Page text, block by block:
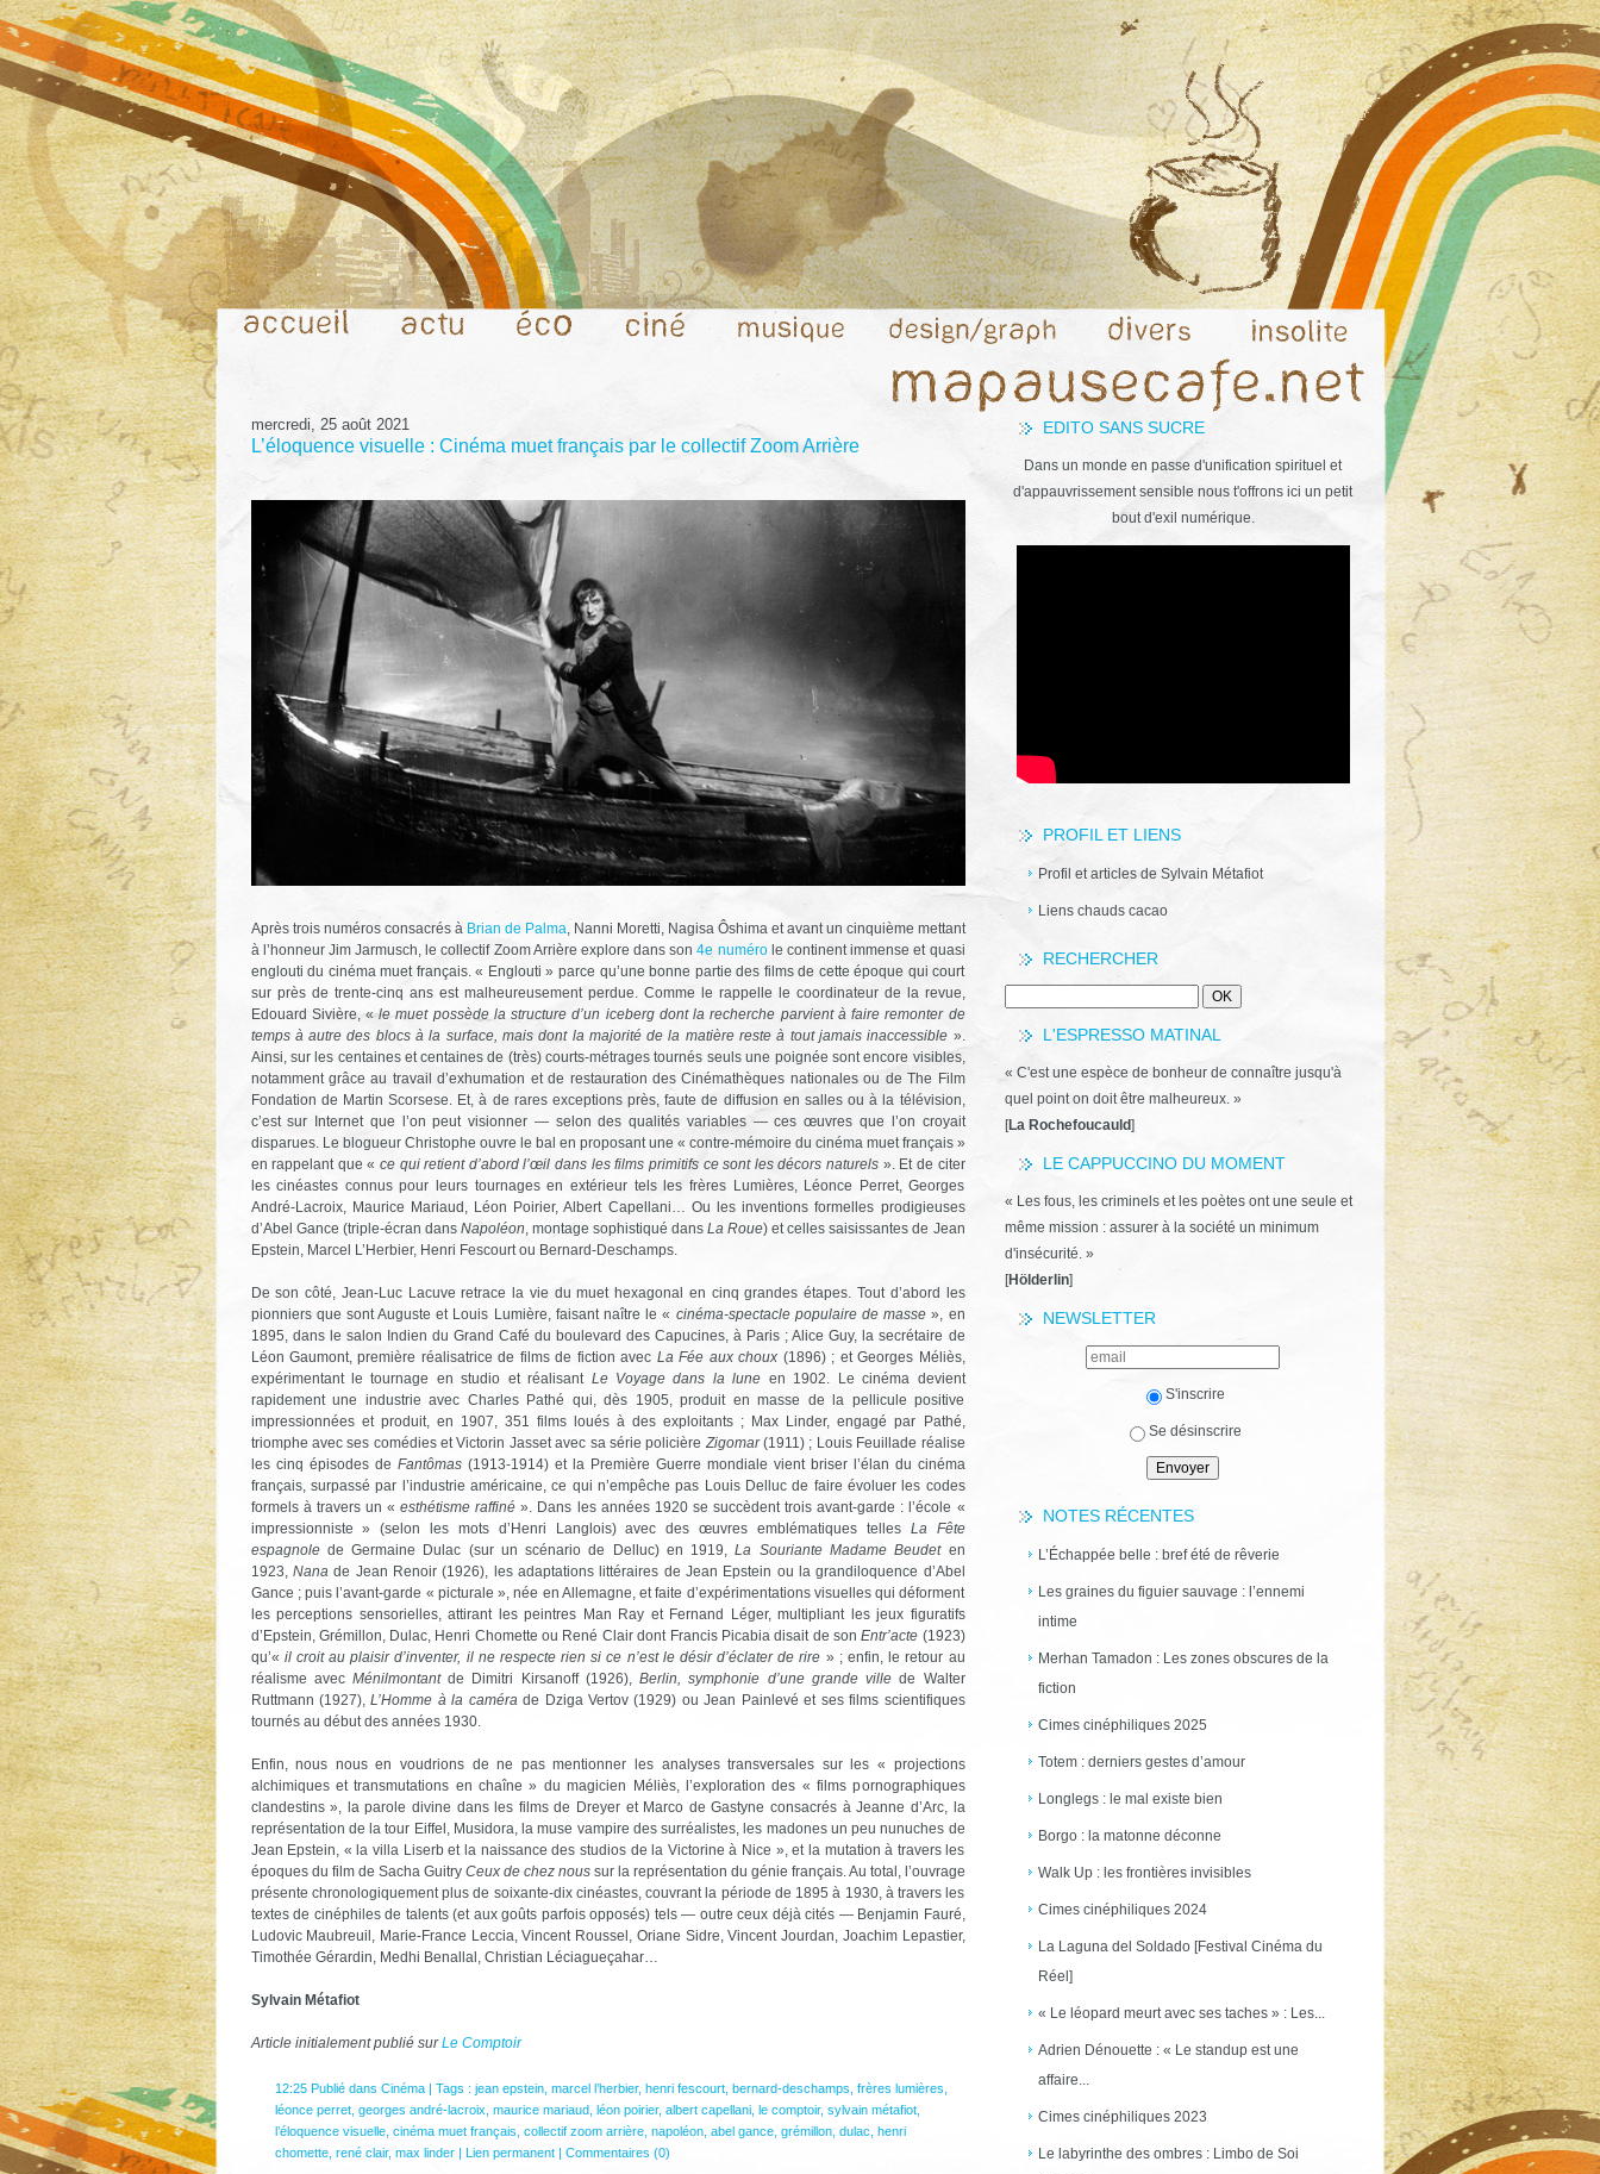
EDITO SANS SUCRE
Dans un monde en passe d'unification spirituel et
d'appauvrissement sensible nous t'offrons ici un petit
bout d'exil numérique.
PROFIL ET LIENS
Profil et articles de Sylvain Métafiot
Liens chauds cacao
RECHERCHER
L'ESPRESSO MATINAL
« C'est une espèce de bonheur de connaître jusqu'à
quel point on doit être malheureux. »
[La Rochefoucauld]
LE CAPPUCCINO DU MOMENT
« Les fous, les criminels et les poètes ont une seule et
même mission : assurer à la société un minimum
d'insécurité. »
[Hölderlin]
NEWSLETTER
S'inscrire
Se désinscrire
NOTES RÉCENTES
L’Échappée belle : bref été de rêverie
Les graines du figuier sauvage : l’ennemi
intime
Merhan Tamadon : Les zones obscures de la
fiction
Cimes cinéphiliques 2025
Totem : derniers gestes d’amour
Longlegs : le mal existe bien
Borgo : la matonne déconne
Walk Up : les frontières invisibles
Cimes cinéphiliques 2024
La Laguna del Soldado [Festival Cinéma du
Réel]
« Le léopard meurt avec ses taches » : Les...
Adrien Dénouette : « Le standup est une
affaire...
Cimes cinéphiliques 2023
Le labyrinthe des ombres : Limbo de Soi
mercredi, 25 août 2021
L’éloquence visuelle : Cinéma muet français par le collectif Zoom Arrière
Après trois numéros consacrés à Brian de Palma , Nanni Moretti, Nagisa Ôshima et avant un cinquième mettant
à l’honneur Jim Jarmusch, le collectif Zoom Arrière explore dans son4e numérole continent immense et quasi
englouti du cinéma muet français. « Englouti » parce qu’une bonne partie des films de cette époque qui court
sur près de trente-cinq ans est malheureusement perdue. Comme le rappelle le coordinateur de la revue,
Edouard Sivière, «le muet possède la structure d’un iceberg dont la recherche parvient à faire remonter de
temps à autre des blocs à la surface, mais dont la majorité de la matière reste à tout jamais inaccessible ».
Ainsi, sur les centaines et centaines de (très) courts-métrages tournés seuls une poignée sont encore visibles,
notamment grâce au travail d’exhumation et de restauration des Cinémathèques nationales ou de The Film
Fondation de Martin Scorsese. Et, à de rares exceptions près, faute de diffusion en salles ou à la télévision,
c’est sur Internet que l’on peut visionner — selon des qualités variables — ces œuvres que l’on croyait
disparues. Le blogueur Christophe ouvre le bal en proposant une « contre-mémoire du cinéma muet français »
en rappelant que « ce qui retient d’abord l’œil dans les films primitifs ce sont les décors naturels ». Et de citer
les cinéastes connus pour leurs tournages en extérieur tels les frères Lumières, Léonce Perret, Georges
André-Lacroix, Maurice Mariaud, Léon Poirier, Albert Capellani… Ou les inventions formelles prodigieuses
d’Abel Gance (triple-écran dans Napoléon , montage sophistiqué dansLa Roue) et celles saisissantes de Jean
Epstein, Marcel L’Herbier, Henri Fescourt ou Bernard-Deschamps.
De son côté, Jean-Luc Lacuve retrace la vie du muet hexagonal en cinq grandes étapes. Tout d’abord les
pionniers que sont Auguste et Louis Lumière, faisant naître le « cinéma-spectacle populaire de masse », en
1895, dans le salon Indien du Grand Café du boulevard des Capucines, à Paris ; Alice Guy, la secrétaire de
Léon Gaumont, première réalisatrice de films de fiction avec La Fée aux choux (1896) ; et Georges Méliès,
expérimentant le tournage en studio et réalisant Le Voyage dans la lune en 1902. Le cinéma devient
rapidement une industrie avec Charles Pathé qui, dès 1905, produit en masse de la pellicule positive
impressionnées et produit, en 1907, 351 films loués à des exploitants ; Max Linder, engagé par Pathé,
triomphe avec ses comédies et Victorin Jasset avec sa série policière Zigomar(1911) ; Louis Feuillade réalise
les cinq épisodes de Fantômas(1913-1914) et la Première Guerre mondiale vient briser l’élan du cinéma
français, surpassé par l’industrie américaine, ce qui n’empêche pas Louis Delluc de faire évoluer les codes
formels à travers un « esthétisme raffiné ». Dans les années 1920 se succèdent trois avant-garde : l’école «
impressionniste » (selon les mots d’Henri Langlois) avec des œuvres emblématiques telles La Fête
espagnolede Germaine Dulac (sur un scénario de Delluc) en 1919,La Souriante Madame Beudeten
1923, Nana de Jean Renoir (1926), les adaptations littéraires de Jean Epstein ou la grandiloquence d’Abel
Gance ; puis l’avant-garde « picturale », née en Allemagne, et faite d’expérimentations visuelles qui déforment
les perceptions sensorielles, attirant les peintres Man Ray et Fernand Léger, multipliant les jeux figuratifs
d’Epstein, Grémillon, Dulac, Henri Chomette ou René Clair dont Francis Picabia disait de sonEntr’acte (1923)
qu’« il croit au plaisir d’inventer, il ne respecte rien si ce n’est le désir d’éclater de rire » ; enfin, le retour au
réalisme avec Ménilmontantde Dimitri Kirsanoff (1926),Berlin, symphonie d’une grande ville de Walter
Ruttmann (1927),L’Homme à la caméra de Dziga Vertov (1929) ou Jean Painlevé et ses films scientifiques
tournés au début des années 1930.
Enfin, nous nous en voudrions de ne pas mentionner les analyses transversales sur les « projections
alchimiques et transmutations en chaîne » du magicien Méliès, l’exploration des « films pornographiques
clandestins », la parole divine dans les films de Dreyer et Marco de Gastyne consacrés à Jeanne d’Arc, la
représentation de la tour Eiffel, Musidora, la muse vampire des surréalistes, les madones un peu nunuches de
Jean Epstein, « la villa Liserb et la naissance des studios de la Victorine à Nice », et la mutation à travers les
époques du film de Sacha Guitry Ceux de chez noussur la représentation du génie français. Au total, l’ouvrage
présente chronologiquement plus de soixante-dix cinéastes, couvrant la période de 1895 à 1930, à travers les
textes de cinéphiles de talents (et aux goûts parfois opposés) tels — outre ceux déjà cités — Benjamin Fauré,
Ludovic Maubreuil, Marie-France Leccia, Vincent Roussel, Oriane Sidre, Vincent Jourdan, Joachim Lepastier,
Timothée Gérardin, Medhi Benallal, Christian Léciagueçahar…
Sylvain Métafiot
Article initialement publié surLe Comptoir
12:25 Publié dans Cinéma| Tags : jean epstein, marcel l’herbier, henri fescourt, bernard-deschamps frères lumières
léonce perret, georges andré-lacroix maurice mariaud, léon poirier, albert capellani, le comptoir, sylvain métafiot,
l’éloquence visuelle, cinéma muet français collectif zoom arrière, napoléon, abel gance, grémillon, dulac henri
chomette, rené clair, max linder| Lien permanent| Commentaires (0)